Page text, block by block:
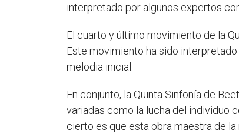
interpretado por algunos expertos
El cuarto y último movimiento de la
Este movimiento ha sido
melodia inicial.
En conjunto, la Quinta Sinfonía de
variadas como la lucha del individuo
cierto es que esta obra maestra de